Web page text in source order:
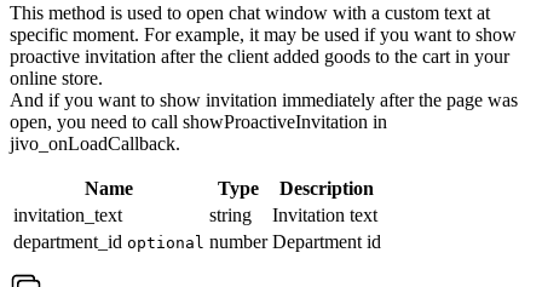
This method is used to open chat window with a custom text at
specific moment. For example, it may be used if you want to show
proactive invitation after the client added goods to the cart in your
online store.
And if you want to show invitation immediately after the page was
open, you need to call showProactiveInvitation in
jivo_onLoadCallback.
Name Type
Description
invitation_text
string
Invitation text
department_id optional number Department id